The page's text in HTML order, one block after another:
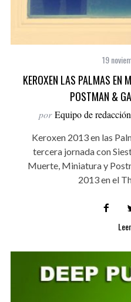
19
KEROXEN LAS PALMAS EN
POSTMAN &
por Equipo de
Keroxen 2013 en las
tercera jornada con
Muerte, Miniatura y
2013 en el